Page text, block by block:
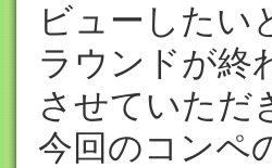
ビューしたい
ラウンドが終
させていただ
今回のコンペ